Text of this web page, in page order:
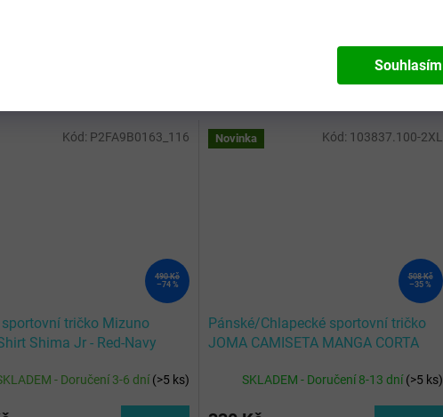
Souhlasím
490 Kč
–74 %
sportovní tričko Mizuno
Shima Jr - Red-Navy
- Doručení 3-6 dní(>5 ks)
Kód: P2FA9B0163_116 Novinka
508 Kč
–35 %
Pánské/Chlapecké sportovní tričko
JOMA CAMISETA MANGA CORTA
SKLADEM - Doručení 8-13 dní(>5 ks)
Kód: 103837.100-2XL